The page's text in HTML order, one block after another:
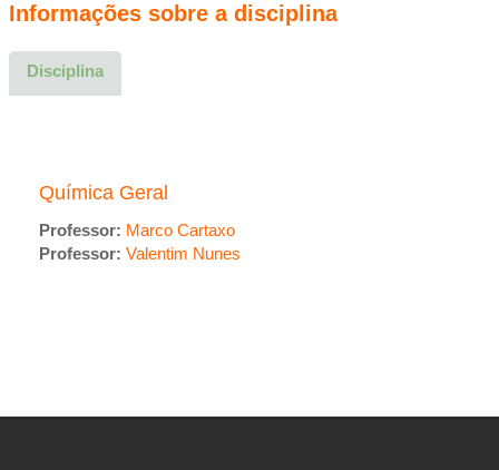
Informações sobre a disciplina
Disciplina
Química Geral
Professor: Marco Cartaxo
Professor: Valentim Nunes